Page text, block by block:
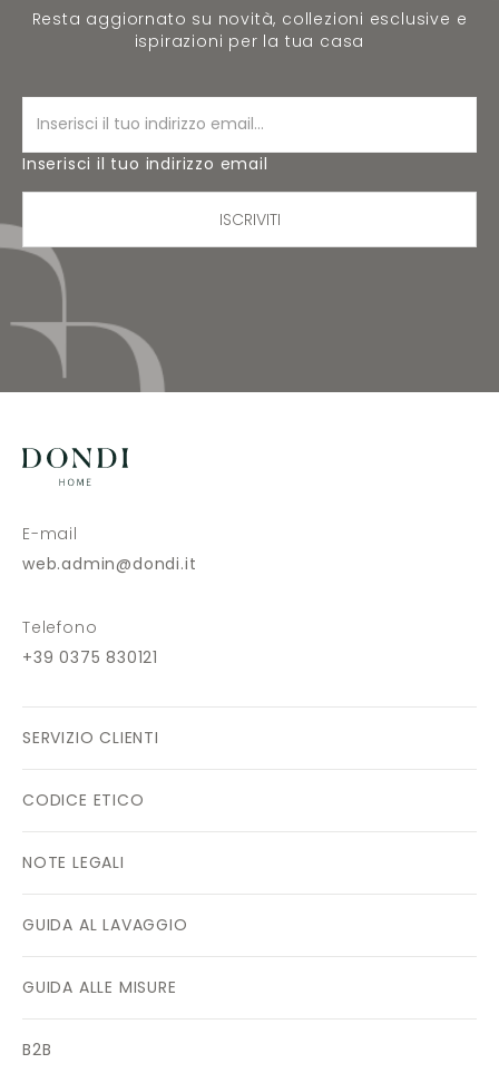
Resta aggiornato su novità, collezioni esclusive e
ispirazioni per la tua casa
Inserisci il tuo indirizzo email
ISCRIVITI
E-mail
web.admin@dondi.it
Telefono
+39 0375 830121
SERVIZIO CLIENTI
CODICE ETICO
NOTE LEGALI
GUIDA AL LAVAGGIO
GUIDA ALLE MISURE
B2B